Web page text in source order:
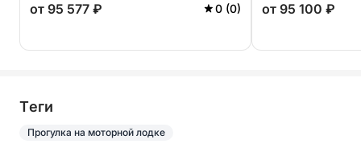
от 95 577 ₽ 0 (0) от 95 100 ₽
Tеги
Прогулка на моторной лодке